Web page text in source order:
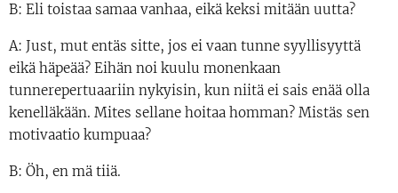
B: Eli toistaa samaa vanhaa, eikä keksi mitään uutta?
A: Just, mut entäs sitte, jos ei vaan tunne syyllisyyttä
eikä häpeää? Eihän noi kuulu monenkaan
tunnerepertuaariin nykyisin, kun niitä ei sais enää olla
kenelläkään. Mites sellane hoitaa homman? Mistäs sen
motivaatio kumpuaa?
B: Öh, en mä tiiä.